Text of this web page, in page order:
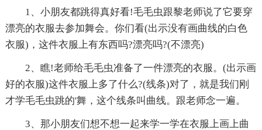
1、小朋友都跳得真好看!毛毛虫跟黎老师说了它要穿
漂亮的衣服去参加舞会。你们看(出示没有画曲线的白色
衣服)，这件衣服上有东西吗?漂亮吗?(不漂亮)
2、瞧!老师给毛毛虫准备了一件漂亮的衣服。(出示画
好的衣服)这件衣服上多了什么?(线条)对了，就是我们刚
才学毛毛虫跳的'舞，这个线条叫曲线。跟老师念一遍。
3、那小朋友们想不想一起来学一学在衣服上画上曲